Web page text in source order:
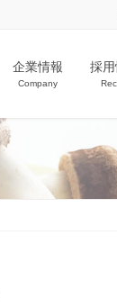
企業情報
Company
採